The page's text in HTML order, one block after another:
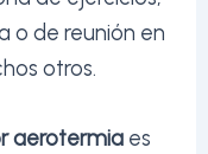
o de reunión en
otros.
aerotermia es